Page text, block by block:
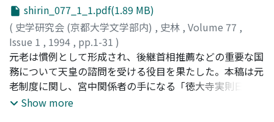
shirin_077_1_1.pdf(1.89 MB)
( 史学研究会 (京都大学文学部内) , 史林 , Volume 77 ,
Issue 1 , 1994 , pp.1-31 )
伊藤, 之雄;ITO Yukio;イトウ, ユキオ
元老は慣例として形成され、後継首相推薦などの重要な国
務について天皇の諮問を受ける役目を果たした。本稿は元
老制度に関し、宮中関係者の手になる「徳大寺実則日記」
などの史料を初めて本格的に用いて、制度の形成や運用過
Show more